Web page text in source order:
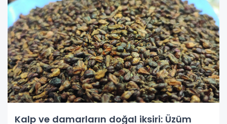
Kalp ve damarların doğal iksiri: Üzüm